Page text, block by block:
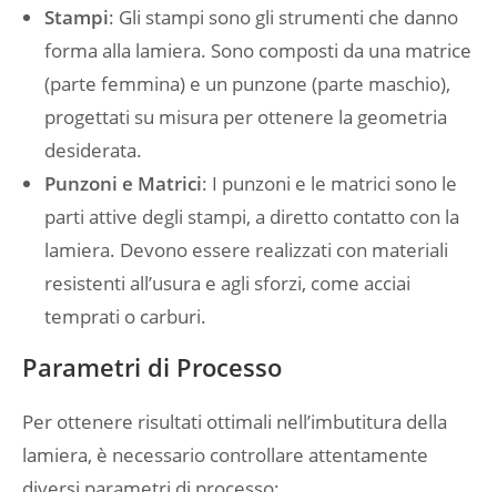
Stampi: Gli stampi sono gli strumenti che danno
forma alla lamiera. Sono composti da una matrice
(parte femmina) e un punzone (parte maschio),
progettati su misura per ottenere la geometria
desiderata.
Punzoni e Matrici: I punzoni e le matrici sono le
parti attive degli stampi, a diretto contatto con la
lamiera. Devono essere realizzati con materiali
resistenti all’usura e agli sforzi, come acciai
temprati o carburi.
Parametri di Processo
Per ottenere risultati ottimali nell’imbutitura della
lamiera, è necessario controllare attentamente